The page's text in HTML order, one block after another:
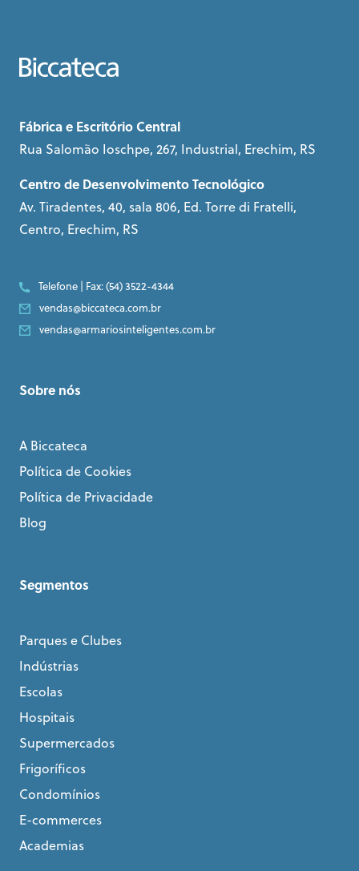
Fábrica e Escritório Central
Rua Salomão Ioschpe, 267, Industrial, Erechim, RS
Centro de Desenvolvimento Tecnológico
Av. Tiradentes, 40, sala 806, Ed. Torre di Fratelli,
Centro, Erechim, RS
Telefone | Fax: (54) 3522-4344
vendas@biccateca.com.br
vendas@armariosinteligentes.com.br
Sobre nós
A Biccateca
Política de Cookies
Política de Privacidade
Blog
Segmentos
Parques e Clubes
Indústrias
Escolas
Hospitais
Supermercados
Frigoríficos
Condomínios
E-commerces
Academias